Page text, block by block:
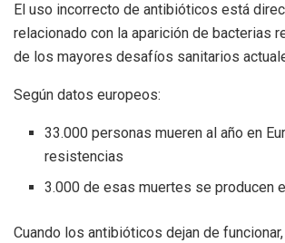
El uso incorrecto de antibióticos está
relacionado con la aparición de bacterias
de los mayores desafíos sanitarios
Según datos europeos:
33.000 personas mueren al año en
resistencias
3.000 de esas muertes se producen
Cuando los antibióticos dejan de